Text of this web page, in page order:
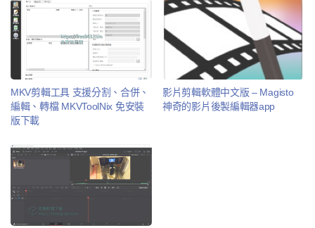
MKV剪輯工具 支援分割、合併、
編輯、轉檔 MKVToolNix 免安裝
版下載
影片剪輯軟體中文版 – Magisto
神奇的影片後製編輯器app